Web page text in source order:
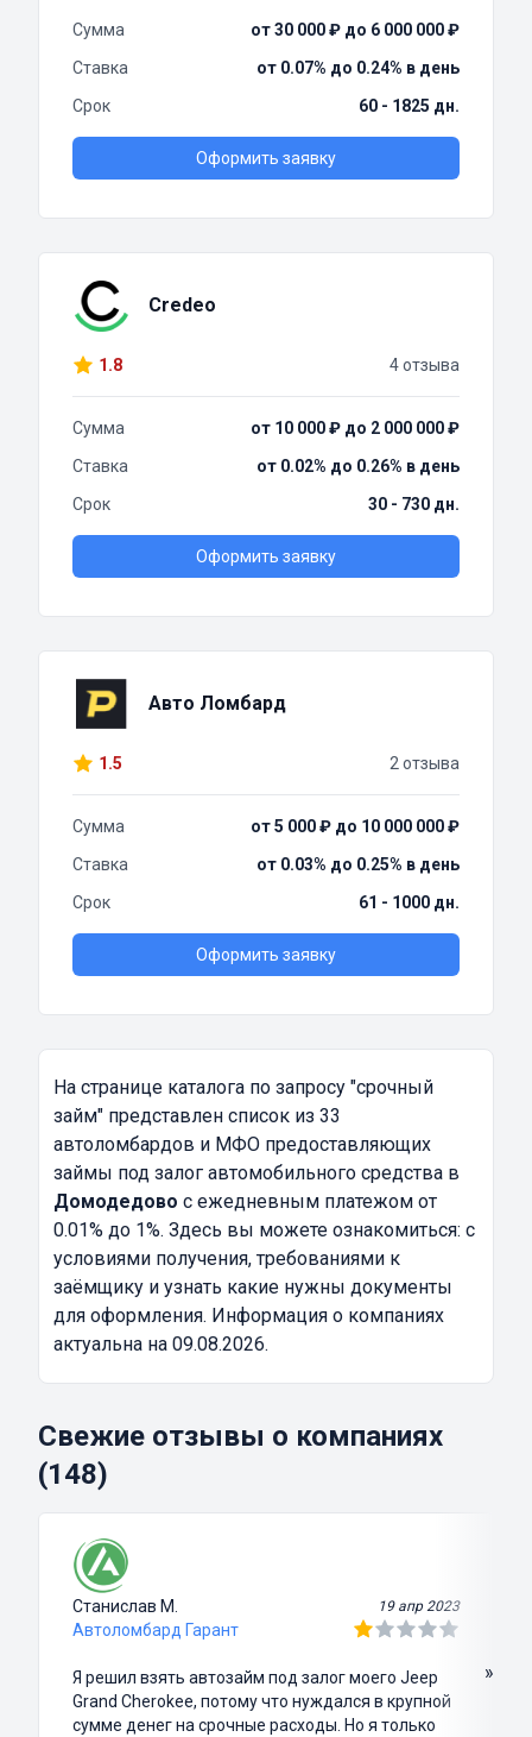
Сумма
от 30 000 ₽ до 6 000 000 ₽
Ставка
от 0.07% до 0.24% в день
Срок
60 - 1825 дн.
Оформить заявку
Credeo
1.8 4 отзыва
Сумма
от 10 000 ₽ до 2 000 000 ₽
Ставка
от 0.02% до 0.26% в день
Срок
30 - 730 дн.
Оформить заявку
Авто Ломбард
1.5 2 отзыва
Сумма
от 5 000 ₽ до 10 000 000 ₽
Ставка
от 0.03% до 0.25% в день
Срок
61 - 1000 дн.
Оформить заявку
На странице каталога по запросу "срочный
займ" представлен список из 33
автоломбардов и МФО предоставляющих
займы под залог автомобильного средства в
Домодедово с ежедневным платежом от
0.01% до 1%. Здесь вы можете ознакомиться: с
условиями получения, требованиями к
заёмщику и узнать какие нужны документы
для оформления. Информация о компаниях
актуальна на 09.08.2026.
Свежие отзывы о компаниях
(148)
Станислав М. 19 апр 2023
Автоломбард Гарант
Я решил взять автозайм под залог моего Jeep
Grand Cherokee, потому что нуждался в крупной
сумме денег на срочные расходы. Но я только
»